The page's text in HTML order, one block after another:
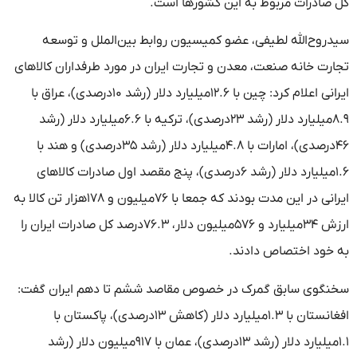
سیدروح‌الله لطیفی، عضو کمیسیون روابط بین‌الملل و توسعه
تجارت خانه صنعت، معدن و تجارت ایران در مورد طرفداران کالاهای
ایرانی اعلام کرد: چین با ۱۲.۶میلیارد دلار (رشد ۱۰درصدی)، عراق با
۸.۹میلیارد دلار (رشد ۲۳درصدی)، ترکیه با ۶.۶میلیارد دلار (رشد
۴۶درصدی)، امارات با ۴.۸میلیارد دلار (رشد ۳۵درصدی) و هند با
۱.۶میلیارد دلار (رشد ۶درصدی)، پنج مقصد اول صادرات کالاهای
ایرانی در این مدت بودند که جمعا با ۷۶میلیون و ۱۷۸هزار تن کالا به
ارزش ۳۴میلیارد و ۵۷۶میلیون دلار، ۷۶.۳درصد کل صادرات ایران را
به خود اختصاص دادند.
سخنگوی سابق گمرک در خصوص مقاصد ششم تا دهم ایران گفت:
افغانستان با ۱.۳میلیارد دلار (کاهش ۱۳درصدی)، پاکستان با
۱.۱میلیارد دلار (رشد ۱۳درصدی)، عمان با ۹۱۷میلیون دلار (رشد